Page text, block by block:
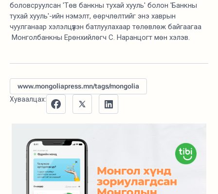
боловсруулсан 'Төв банкны тухай хууль' болон 'Банкны
тухай хууль'-ийн нэмэлт, өөрчлөлтийг энэ хаврын
чуулганаар хэлэлцүүлэн батлуулахаар төлөвлөж байгаагаа
Монголбанкны Ерөнхийлөгч С. Наранцогт мөн хэлэв.
www.mongoliapress.mn/tags/mongolia
Хуваалцах: